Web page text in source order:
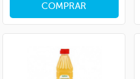
COMPRAR